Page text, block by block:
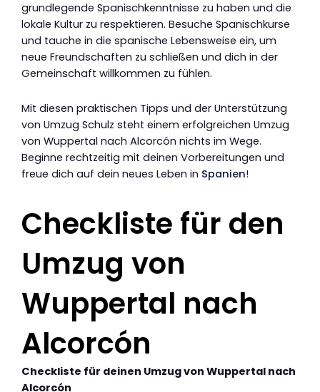
grundlegende Spanischkenntnisse zu haben und die
lokale Kultur zu respektieren. Besuche Spanischkurse
und tauche in die spanische Lebensweise ein, um
neue Freundschaften zu schließen und dich in der
Gemeinschaft willkommen zu fühlen.
Mit diesen praktischen Tipps und der Unterstützung
von Umzug Schulz steht einem erfolgreichen Umzug
von Wuppertal nach Alcorcón nichts im Wege.
Beginne rechtzeitig mit deinen Vorbereitungen und
freue dich auf dein neues Leben in Spanien!
Checkliste für den
Umzug von
Wuppertal nach
Alcorcón
Checkliste für deinen Umzug von Wuppertal nach
Alcorcón